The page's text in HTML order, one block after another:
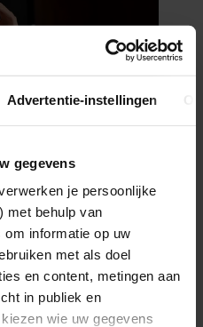
Advertentie-instellingen
gegevens
je persoonlijke
met behulp van
informatie op uw
met als doel
en content, metingen aan
in publiek en
wie uw gegevens